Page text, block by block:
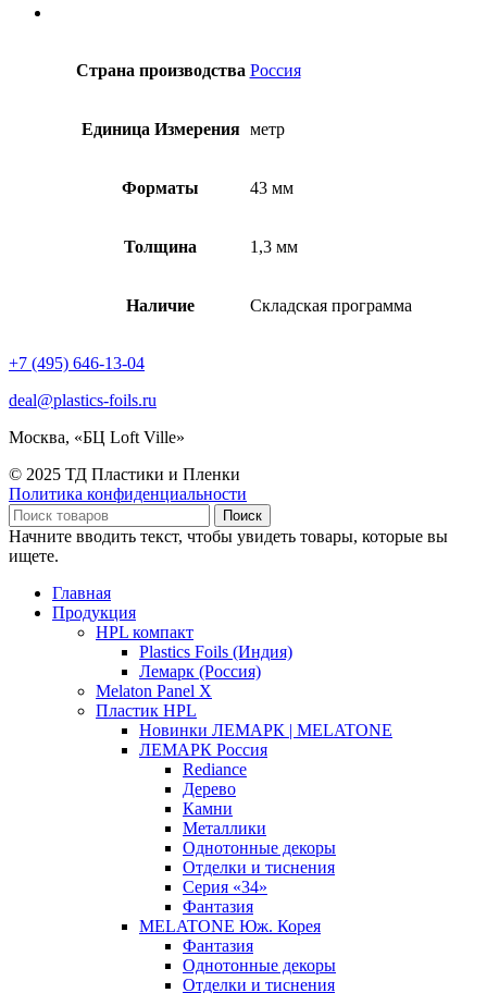
Страна производства Россия
Единица Измерения метр
Форматы 43 мм
Толщина 1,3 мм
Наличие Складская программа
+7 (495) 646-13-04
deal@plastics-foils.ru
Москва, «БЦ Loft Ville»
© 2025 ТД Пластики и Пленки
Политика конфиденциальности
Поиск
Начните вводить текст, чтобы увидеть товары, которые вы
ищете.
Главная
Продукция
HPL компакт
Plastics Foils (Индия)
Лемарк (Россия)
Melaton Panel X
Пластик HPL
Новинки ЛЕМАРК | MELATONE
ЛЕМАРК Россия
Rediance
Дерево
Камни
Металлики
Однотонные декоры
Отделки и тиснения
Серия «34»
Фантазия
MELATONE Юж. Корея
Фантазия
Однотонные декоры
Отделки и тиснения